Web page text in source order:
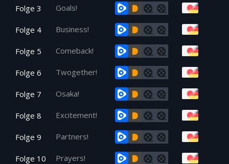
Folge 3 Goals!
Folge 4 Business!
Folge 5 Comeback!
Folge 6 Twogether!
Folge 7 Osaka!
Folge 8 Excitement!
Folge 9 Partners!
Folge 10 Prayers!